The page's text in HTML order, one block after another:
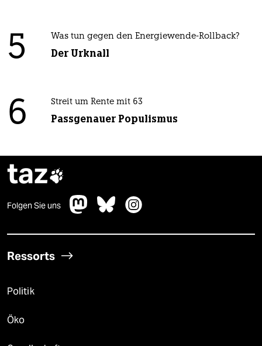
5 Was tun gegen den Energiewende-Rollback?
Der Urknall
6 Streit um Rente mit 63
Passgenauer Populismus
taz
Folgen Sie uns
Ressorts
Politik
Öko